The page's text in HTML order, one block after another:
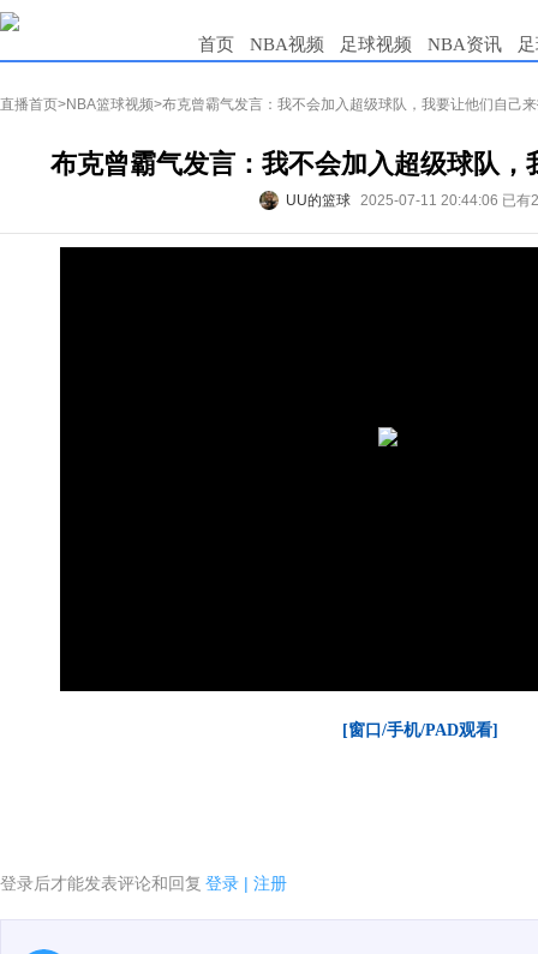
首页 NBA视频 足球视频 NBA资讯
直播首页>NBA篮球视频>布克曾霸气发言：我不会加入超级球队，我要让他们自己
布克曾霸气发言：我不会加入超级球队，
UU的篮球 2025-07-11 20:44:06 已有
[窗口/手机/PAD观看]
登录后才能发表评论和回复 登录 | 注册